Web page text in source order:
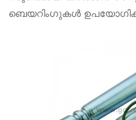
ബെയറിംഗുകൾ